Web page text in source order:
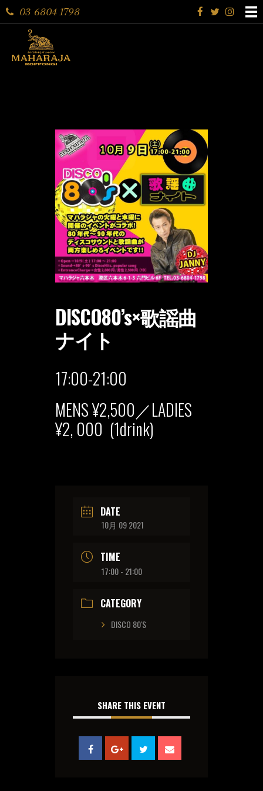
03 6804 1798
DISCO80’s×歌謡曲
ナイト
17:00-21:00
MENS ¥2,500／LADIES
¥2, 000 (1drink)
DATE
10月 09 2021
TIME
17:00 - 21:00
CATEGORY
DISCO 80'S
SHARE THIS EVENT